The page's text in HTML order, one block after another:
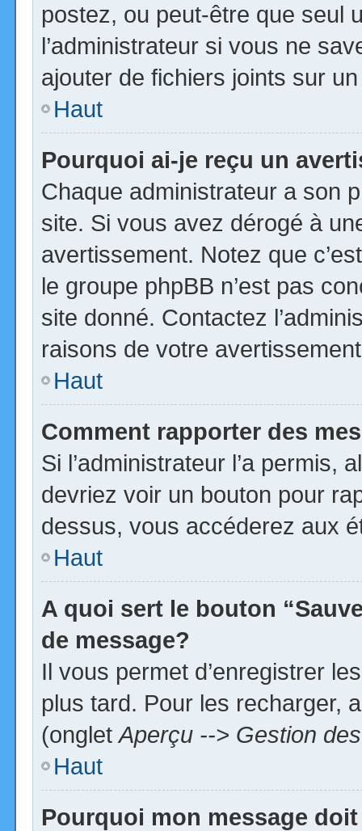
postez, ou peut-être que seul
l’administrateur si vous ne
ajouter de fichiers joints sur
Haut
Pourquoi ai-je reçu un
Chaque administrateur a son
site. Si vous avez dérogé à
avertissement. Notez que
le groupe phpBB n’est pas
site donné. Contactez
raisons de votre
Haut
Comment rapporter des
Si l’administrateur l’a permis,
devriez voir un bouton pour
dessus, vous accéderez aux
Haut
A quoi sert le bouton
de message?
Il vous permet d’enregistrer
plus tard. Pour les recharger,
(ongletAperçu --> Gestion
Haut
Pourquoi mon message